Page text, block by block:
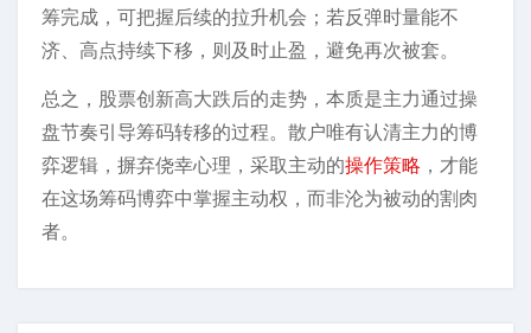
筹完成，可把握后续的拉升机会；若反弹时量能不
济、高点持续下移，则及时止盈，避免再次被套。
总之，股票创新高大跌后的走势，本质是主力通过操
盘节奏引导筹码转移的过程。散户唯有认清主力的博
弈逻辑，摒弃侥幸心理，采取主动的操作策略 ，才能
在这场筹码博弈中掌握主动权，而非沦为被动的割肉
者。